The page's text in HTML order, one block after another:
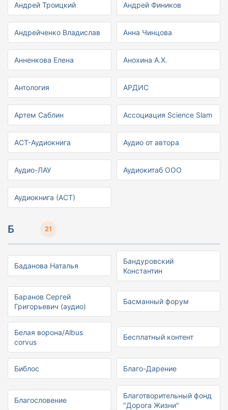
Андрей Троицкий Андрей Фиников
Андрейченко Владислав Анна Чинцова
Анненкова Елена Анохина А.Х.
Антология АРДИС
Артем Саблин Ассоциация Science Slam
АСТ-Аудиокнига Аудио от автора
Аудио-ЛАУ Аудиокитаб ООО
Аудиокнига (АСТ)
Б 21
Баданова Наталья
Бандуровский
Константин
Баранов Сергей
Григорьевич (аудио)
Басманный форум
Белая ворона/Albus
corvus
Бесплатный контент
Библос Благо-Дарение
Благословение
Благотворительный фонд
"Дорога Жизни"